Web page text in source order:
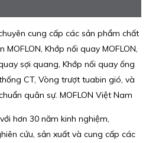
cung cấp các sản phẩm chất
Khớp nối quay MOFLON,
sợi quang, Khớp nối quay ống
CT, Vòng trượt tuabin gió, và
quân sự. MOFLON Việt Nam
hơn 30 năm kinh nghiệm,
cứu, sản xuất và cung cấp các